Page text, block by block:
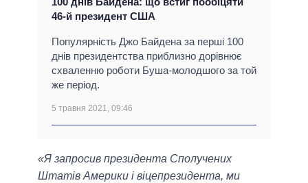
46-й президент США
Популярність Джо Байдена за перші 100
днів президентства приблизно дорівнює
схваленню роботи Буша-молодшого за той
же період.
5 травня 2021, 09:46
«Я запросив президента Сполучених
Штатів Америки і віцепрезидента, ми